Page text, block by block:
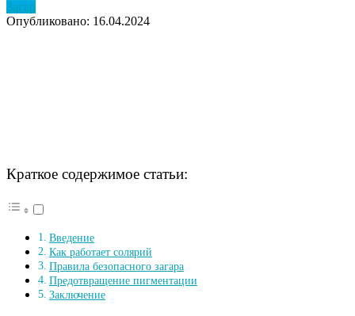
Загар
Опубликовано: 16.04.2024
Краткое содержимое статьи:
Введение
Как работает солярий
Правила безопасного загара
Предотвращение пигментации
Заключение